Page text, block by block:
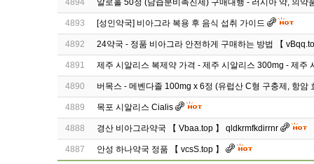
4894 알로홀 50정 (담즙분비촉진제) 구매대행 - 러시아 약, 의약
4893 [성인약국] 비아그라 복용 후 음식 섭취 가이드
4892 24약국 - 정품 비아그라 안전하게 구매하는 방법 【
4891 제주 시알리스 복제약 가격 - 제주 시알리스 300mg - 제주
4890 버목스 - 메벤다졸 100mg x 6정 (유럽산 C형 구충제, 항암
4889 목포 시알리스 Cialis
4888 경산 비아그라약국 【 Vbaa.top 】 qldkrmfkdirrnr
4887 안성 하나약국 정품 【 vcsS.top 】